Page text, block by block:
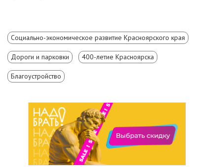
Социально-экономическое развитие Красноярского края
Дороги и парковки 400-летие Красноярска
Благоустройство